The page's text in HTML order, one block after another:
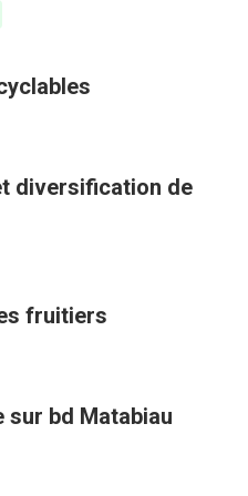
diversification de
fruitiers
bd Matabiau